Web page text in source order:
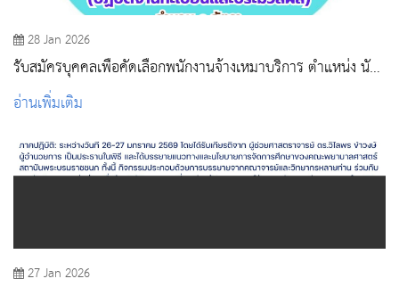
28 Jan 2026
รับสมัครบุคคลเพื่อคัดเลือกพนักงานจ้างเหมาบริการ ตำแหน่ง นัก
วิชาการศึกษา (ปฏิบัติงานทะเบียนและประมวลผล)
อ่านเพิ่มเติม
27 Jan 2026